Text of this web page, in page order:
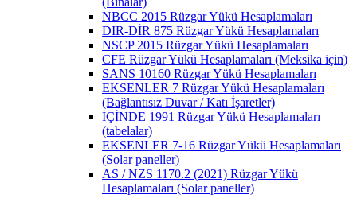
NBCC 2015 Rüzgar Yükü Hesaplamaları
DIR-DİR 875 Rüzgar Yükü Hesaplamaları
NSCP 2015 Rüzgar Yükü Hesaplamaları
CFE Rüzgar Yükü Hesaplamaları (Meksika için)
SANS 10160 Rüzgar Yükü Hesaplamaları
EKSENLER 7 Rüzgar Yükü Hesaplamaları
(Bağlantısız Duvar / Katı İşaretler)
İÇİNDE 1991 Rüzgar Yükü Hesaplamaları
(tabelalar)
EKSENLER 7-16 Rüzgar Yükü Hesaplamaları
(Solar paneller)
AS / NZS 1170.2 (2021) Rüzgar Yükü
Hesaplamaları (Solar paneller)